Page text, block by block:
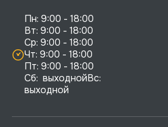
Пн: 9:00 - 18:00
Вт: 9:00 - 18:00
Ср: 9:00 - 18:00
Чт: 9:00 - 18:00
Пт: 9:00 - 18:00
Сб:  выходнойВс:
выходной